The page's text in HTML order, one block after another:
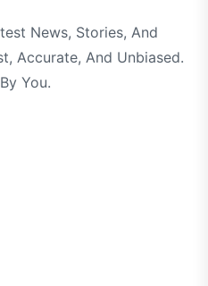
News, Stories, And
Accurate, And Unbiased.
You.